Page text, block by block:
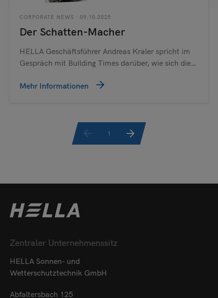
CORPORATE NEWS · 09.10.2025
Der Schatten-Macher
HELLA Geschäftsführer Andreas Kraler spricht im
Gespräch mit Building Times darüber, wie sich die…
Mehr Informationen
1
Zentraler Unternehmenssitz
HELLA Sonnen- und
Wetterschutztechnik GmbH
Abfaltersbach 125